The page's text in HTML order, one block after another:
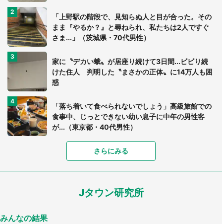
「上野駅の階段で、見知らぬ人と目が合った。その
まま『やるか？』と尋ねられ、私たちは2人ですぐ
さま...」（茨城県・70代男性）
家に〝デカい蛾〟が居座り続けて3日間...ビビり続
けた住人 判明した〝まさかの正体〟に14万人も困
惑
「落ち着いて食べられないでしょう」高級旅館での
食事中、じっとできない幼い息子に中年の男性客
が...（東京都・40代男性）
「富豪すぎ」1歳息子の〝店頭駄々こね〟の内容に1.
7万人驚がく 「お菓子売り場ならまだしも...」「ハ
ードル高い」
あまりにも四角すぎる猫、激写される 「これもう
さらにみる
Jタウン研究所
みんなの結果